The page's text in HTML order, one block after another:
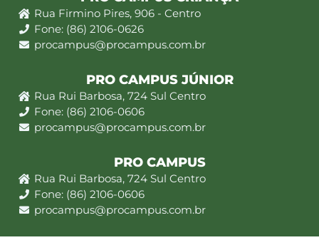
Rua Firmino Pires, 906 - Centro
Fone: (86) 2106-0626
procampus@procampus.com.br
PRO CAMPUS JÚNIOR
Rua Rui Barbosa, 724 Sul Centro
Fone: (86) 2106-0606
procampus@procampus.com.br
PRO CAMPUS
Rua Rui Barbosa, 724 Sul Centro
Fone: (86) 2106-0606
procampus@procampus.com.br